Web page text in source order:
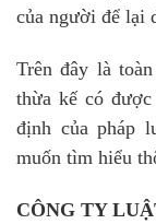
của người để lại
Trên đây là
thừa kế có
định của pháp
muốn tìm hiểu
CÔNG TY